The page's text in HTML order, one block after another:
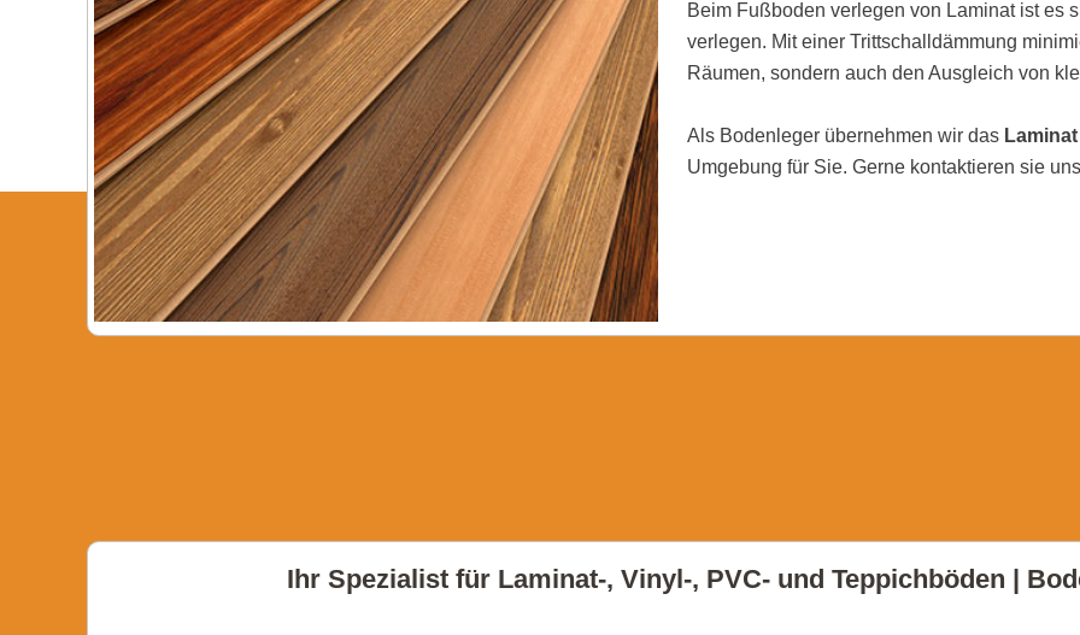
Beim Fußboden verlegen von Laminat ist es
verlegen. Mit einer Trittschalldämmung
Räumen, sondern auch den Ausgleich von
Als Bodenleger übernehmen wir das
Umgebung für Sie. Gerne kontaktieren sie
Ihr Spezialist für Laminat-, Vinyl-, PVC- und Teppichböden |